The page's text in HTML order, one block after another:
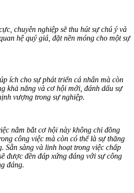
chuyên nghiệp sẽ thu hút sự chú ý và
hệ quý giá, đặt nền móng cho một sự
ích cho sự phát triển cá nhân mà còn
khả năng và cơ hội mới, đánh dấu sự
vượng trong sự nghiệp.
nắm bắt cơ hội này không chỉ đồng
công việc mà còn có thể là sự thăng
Sẵn sàng và linh hoạt trong việc chấp
được đền đáp xứng đáng với sự công
đáng.